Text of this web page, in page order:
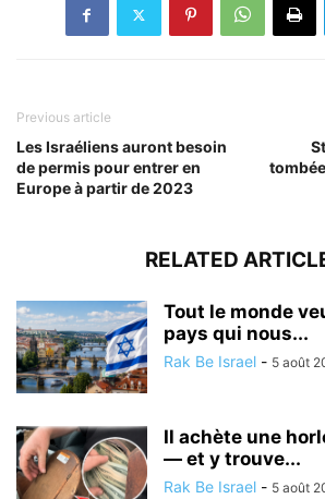
Previous article
Les Israéliens auront besoin
de permis pour entrer en
Europe à partir de 2023
RELATED
Tout le monde
pays qui nous...
Rak Be Israel - 5 août
Il achète une
— et y trouve...
Rak Be Israel - 5 août